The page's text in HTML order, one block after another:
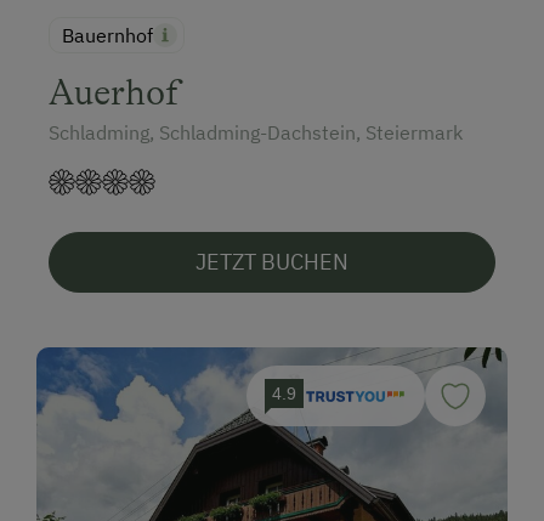
Bauernhof
Auerhof
Schladming, Schladming-Dachstein, Steiermark
JETZT BUCHEN
4.9